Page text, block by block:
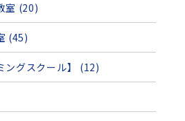
室 (20)
(45)
ングスクール】 (12)